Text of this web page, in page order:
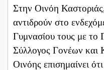
Στην Οινόη
αντιδρούν στο
Γυμνασίου τους με
Σύλλογος Γονέων και
Οινόης επισημαίνει